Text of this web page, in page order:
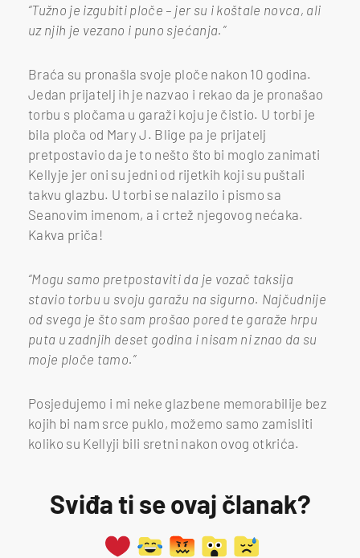
“Tužno je izgubiti ploče – jer su i koštale novca, ali
uz njih je vezano i puno sjećanja.”
Braća su pronašla svoje ploče nakon 10 godina.
Jedan prijatelj ih je nazvao i rekao da je pronašao
torbu s pločama u garaži koju je čistio. U torbi je
bila ploča od Mary J. Blige pa je prijatelj
pretpostavio da je to nešto što bi moglo zanimati
Kellyje jer oni su jedni od rijetkih koji su puštali
takvu glazbu. U torbi se nalazilo i pismo sa
Seanovim imenom, a i crtež njegovog nećaka.
Kakva priča!
“Mogu samo pretpostaviti da je vozač taksija
stavio torbu u svoju garažu na sigurno. Najčudnije
od svega je što sam prošao pored te garaže hrpu
puta u zadnjih deset godina i nisam ni znao da su
moje ploče tamo.”
Posjedujemo i mi neke glazbene memorabilije bez
kojih bi nam srce puklo, možemo samo zamisliti
koliko su Kellyji bili sretni nakon ovog otkrića.
Sviđa ti se ovaj članak?